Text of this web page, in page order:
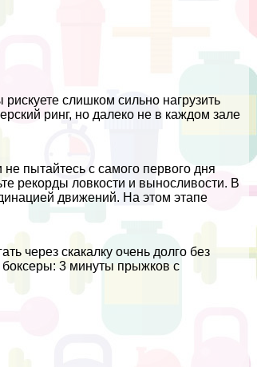
слишком сильно нагрузить
ринг, но далеко не в каждом зале
пытайтесь с самого первого дня
рекорды ловкости и выносливости. В
движений. На этом этапе
через скакалку очень долго без
боксеры: 3 минуты прыжков с